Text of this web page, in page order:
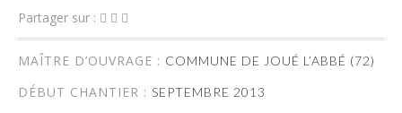
Partager sur :
MAÎTRE D’OUVRAGE : COMMUNE DE JOUÉ L’ABBÉ (72)
DÉBUT CHANTIER : SEPTEMBRE 2013